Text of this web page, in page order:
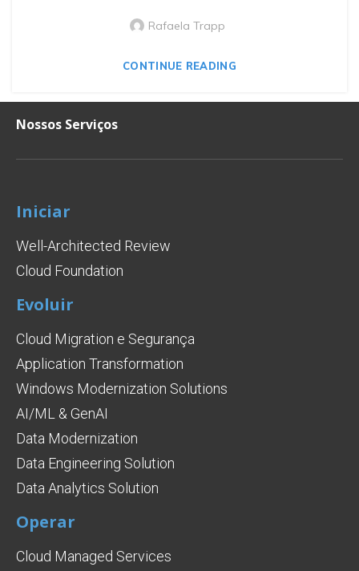
Rafaela Trapp
CONTINUE READING
Nossos Serviços
Iniciar
Well-Architected Review
Cloud Foundation
Evoluir
Cloud Migration e Segurança
Application Transformation
Windows Modernization Solutions
AI/ML & GenAI
Data Modernization
Data Engineering Solution
Data Analytics Solution
Operar
Cloud Managed Services